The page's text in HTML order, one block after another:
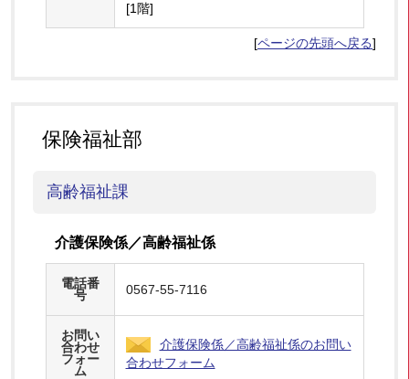
[1階]
[ページの先頭へ戻る]
保険福祉部
高齢福祉課
介護保険係／高齢福祉係
電話番
号
0567-55-7116
お問い
合わせ
フォー
ム
介護保険係／高齢福祉係のお問い
合わせフォーム